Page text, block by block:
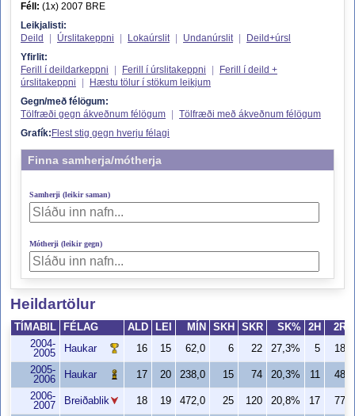
Féll: (1x) 2007 BRE
Leikjalisti:
Deild
Úrslitakeppni Lokaúrslit Undanúrslit
Deild+úrsl
Yfirlit:
Ferill í deildarkeppni
Ferill í úrslitakeppni
Ferill í deild +
úrslitakeppni
Hæstu tölur í stökum leikjum
Gegn/með félögum:
Tölfræði gegn ákveðnum félögum
Tölfræði með ákveðnum félögum
Grafík: Flest stig gegn hverju félagi
Finna samherja/mótherja
Samherji (leikir saman)
Mótherji (leikir gegn)
Heildartölur
TÍMABIL FÉLAG ALD LEI MÍN SKH SKR SK% 2H
2R
2004-
2005
Haukar 16 15 62,0 6 22 27,3% 5 18
2005-
2006
Haukar 17 20 238,0 15 74 20,3% 11 48
2006-
2007
Breiðablik 18 19 472,0 25 120 20,8% 17 77